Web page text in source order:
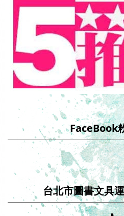
FaceBook
台北市圖書文具